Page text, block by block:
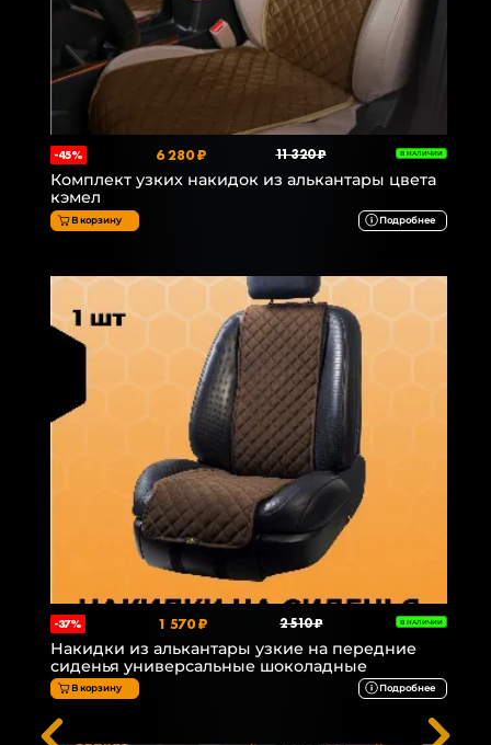
-45% 6 280 ₽ 11 320 ₽ В НАЛИЧИИ
Комплект узких накидок из алькантары цвета
кэмел
В корзину Подробнее
-37% 1 570 ₽ 2 510 ₽ В НАЛИЧИИ
Накидки из алькантары узкие на передние
сиденья универсальные шоколадные
В корзину Подробнее